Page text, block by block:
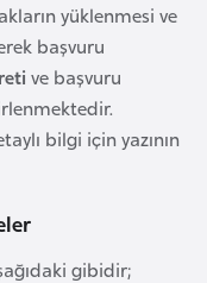
yüklenmesi ve
başvuru
ve başvuru
bilgi için yazının
gibidir;